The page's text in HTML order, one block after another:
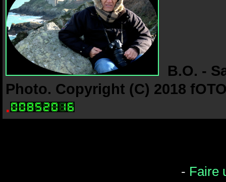
B.O. -
Photo. Copyright (C) 2018
.
- Faire